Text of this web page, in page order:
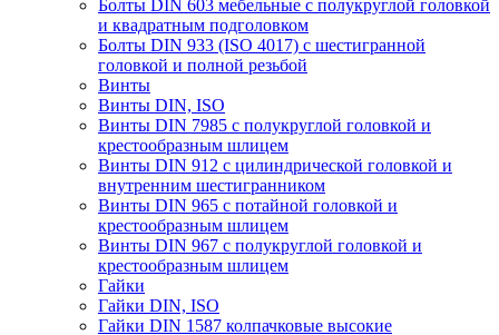
Болты DIN 603 мебельные с полукруглой головкой
и квадратным подголовком
Болты DIN 933 (ISO 4017) с шестигранной
головкой и полной резьбой
Винты
Винты DIN, ISO
Винты DIN 7985 с полукруглой головкой и
крестообразным шлицем
Винты DIN 912 с цилиндрической головкой и
внутренним шестигранником
Винты DIN 965 с потайной головкой и
крестообразным шлицем
Винты DIN 967 с полукруглой головкой и
крестообразным шлицем
Гайки
Гайки DIN, ISO
Гайки DIN 1587 колпачковые высокие